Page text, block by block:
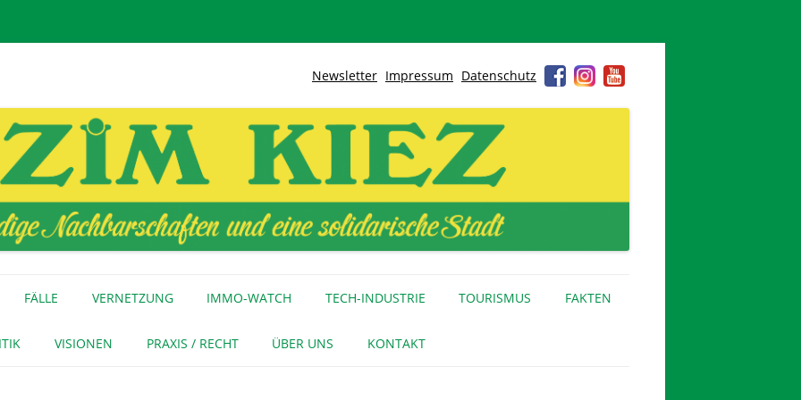
Newsletter Impressum Datenschutz
Inhalt
springen
MEDIENECHO
FÄLLE
GEWERBE
VERNETZUNG
INITIATIVEN
IMMO-WATCH TECH-INDUSTRIE TOURISMUS FAKTEN
VISIONEN PRAXIS / RECHT ÜBER UNS KONTAKT